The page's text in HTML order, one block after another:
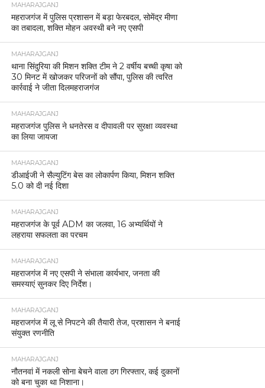
MAHARAJGANJ
महराजगंज में पुलिस प्रशासन में बड़ा फेरबदल, सोमेंद्र मीणा
का तबादला, शक्ति मोहन अवस्थी बने नए एसपी
MAHARAJGANJ
थाना सिंदुरिया की मिशन शक्ति टीम ने 2 वर्षीय बच्ची कृषा को
30 मिनट में खोजकर परिजनों को सौंपा, पुलिस की त्वरित
कार्रवाई ने जीता दिलमहराजगंज
MAHARAJGANJ
महराजगंज पुलिस ने धनतेरस व दीपावली पर सुरक्षा व्यवस्था
का लिया जायजा
MAHARAJGANJ
डीआईजी ने सैल्युटिंग बेस का लोकार्पण किया, मिशन शक्ति
5.0 को दी नई दिशा
MAHARAJGANJ
महराजगंज के पूर्व ADM का जलवा, 16 अभ्यर्थियों ने
लहराया सफलता का परचम
MAHARAJGANJ
महराजगंज में नए एसपी ने संभाला कार्यभार, जनता की
समस्याएं सुनकर दिए निर्देश।
MAHARAJGANJ
महराजगंज में लू से निपटने की तैयारी तेज, प्रशासन ने बनाई
संयुक्त रणनीति
MAHARAJGANJ
नौतनवां में नकली सोना बेचने वाला ठग गिरफ्तार, कई दुकानों
को बना चुका था निशाना।